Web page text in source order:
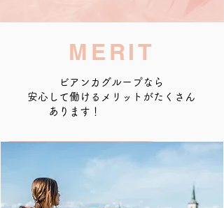
MERIT
ビアンカグループなら
安心して働けるメリットがたくさん
あります！